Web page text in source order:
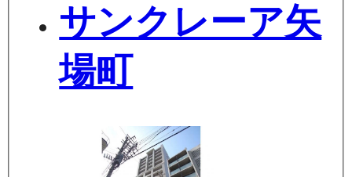
サンクレーア矢
場町